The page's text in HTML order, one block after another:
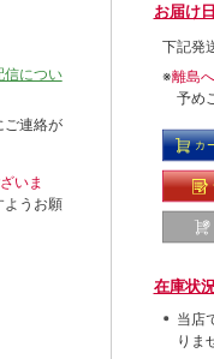
信につい
ご連絡が
いま
ようお願
お届け
下記発
※離島
予め
カ
在庫状
当店
りま